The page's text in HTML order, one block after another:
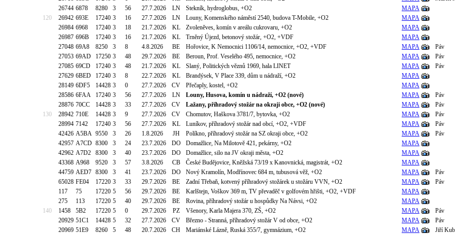
26744 6878 8280 3 56 27.7.2026 LN Stekník, hydroglobus, +O2
MAPA
120
26942 693E 17240 3 16 27.7.2026 LN Louny, Komenského náměstí 2540, budova T-Mobile, +O2
MAPA
26984 6968 17240 3 18 21.7.2026 KL Zvoleněves, komín v areálu cukrovaru, +O2
MAPA
26987 696B 17240 3 16 21.7.2026 KL Trněný Újezd, betonový stožár, +O2, +VDF
MAPA
27048 69A8 8250 3 8 4.8.2026 BE Hořovice, K Nemocnici 1106/14, nemocnice, +O2, +VDF MAPA
Páv
27053 69AD 17250 3 48 29.7.2026 BE Beroun, Prof. Veselého 495, nemocnice, +O2 MAPA
Páv
27085 69CD 17240 3 48 21.7.2026 KL Slaný, Politických věznů 1969, hala LINET MAPA
Páv
27629 6BED 17240 3 8 22.7.2026 KL Brandýsek, V Place 339, dům u nádraží, +O2
MAPA
28149 6DF5 14428 3 0 27.7.2026 CV Přečaply, kostel, +O2
MAPA
28586 6FAA 17240 3 56 27.7.2026 LN Louny, Husova, komín u nádraží, +O2 (nové) MAPA
Páv
28876 70CC 14428 3 33 27.7.2026 CV Lažany, příhradový stožár na okraji obce, +O2 (nové) MAPA
Páv
130
28942 710E 14428 3 9 27.7.2026 CV Chomutov, Haškova 3781/7, bytovka, +O2 MAPA
Páv
28994 7142 17240 3 56 27.7.2026 KL Luníkov, příhradový stožár nad obcí, +O2, +VDF MAPA
Páv
42426 A5BA 9550 3 26 1.8.2026 JH Políkno, příhradový stožár na SZ okraji obce, +O2 MAPA
Páv
42957 A7CD 8300 3 24 23.7.2026 DO Domažlice, Na Milotově 421, pekárny, +O2
MAPA
42962 A7D2 8300 3 40 23.7.2026 DO Domažlice, silo na JV okraji města, +O2
MAPA
43368 A968 9520 3 57 3.8.2026 CB České Budějovice, Kněžská 73/19 x Kanovnická, magistrát, +O2
MAPA
44759 AED7 8300 3 41 23.7.2026 DO Nový Kramolín, Modřínovec 684 m, tubusová věž, +O2 MAPA
Páv
65028 FE04 17220 3 33 29.7.2026 BE Zadní Třebaň, kotvený příhradový stožárek u stožáru VVN, +O2 MAPA
Páv
117
75 17220 5 56 29.7.2026 BE Karlštejn, Voškov 369 m, TV převaděč v golfovém hřišti, +O2, +VDF
MAPA
275
113 17220 5 40 29.7.2026 BE Rovina, příhradový stožár u hospůdky Na Návsi, +O2
MAPA
140
1458 5B2 17220 5 0 29.7.2026 PZ Všenory, Karla Majera 370, ZŠ, +O2 MAPA
Páv
20929 51C1 14428 5 32 27.7.2026 CV Březno - Stranná, příhradový stožár V od obce, +O2 MAPA
Páv
20969 51E9 8260 5 48 20.7.2026 CH Mariánské Lázně, Ruská 355/7, gymnázium, +O2 MAPA
Jiří